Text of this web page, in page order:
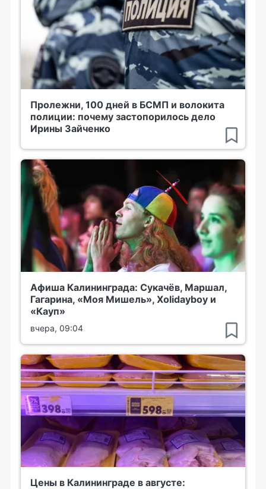
Пролежни, 100 дней в БСМП и волокита
полиции: почему застопорилось дело
Ирины Зайченко
Афиша Калининграда: Сукачёв, Маршал,
Гагарина, «Моя Мишель», Xolidayboy и
«Кауп»
вчера, 09:04
Цены в Калининграде в августе: